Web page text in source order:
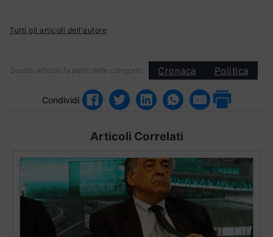
Tutti gli articoli dell'autore
Questo articolo fa parte delle categorie: Cronaca Politica
Condividi
Articoli Correlati